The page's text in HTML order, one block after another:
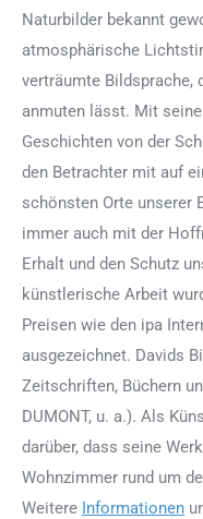
Naturbilder bekannt
atmosphärische
verträumte Bildsprache,
anmuten lässt. Mit
Geschichten von der
den Betrachter mit auf
schönsten Orte unserer
immer auch mit der
Erhalt und den Schutz
künstlerische Arbeit
Preisen wie den ipa
ausgezeichnet. Davids
Zeitschriften, Büchern
DUMONT, u. a.). Als
darüber, dass seine
Wohnzimmer rund um
Weitere Informationen